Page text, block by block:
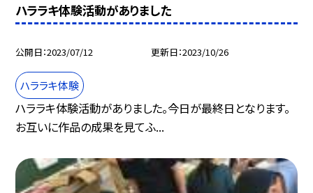
ハララキ体験活動がありました
公開日 2023/07/12 更新日 2023/10/26
ハララキ体験
ハララキ体験活動がありました。今日が最終日となります。
お互いに作品の成果を見てふ...